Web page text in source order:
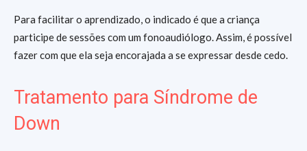
Para facilitar o aprendizado, o indicado é que a criança
participe de sessões com um fonoaudiólogo. Assim, é possível
fazer com que ela seja encorajada a se expressar desde cedo.
Tratamento para Síndrome de
Down